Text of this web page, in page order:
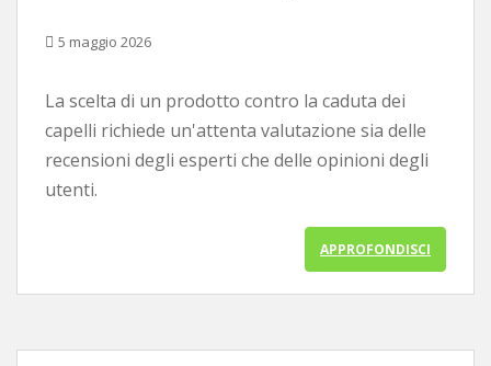
5 maggio 2026
La scelta di un prodotto contro la caduta dei
capelli richiede un'attenta valutazione sia delle
recensioni degli esperti che delle opinioni degli
utenti.
APPROFONDISCI